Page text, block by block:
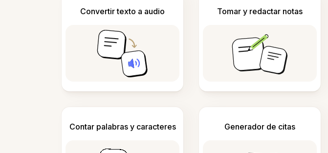
Convertir texto a audio Tomar y redactar notas
Contar palabras y caracteres Generador de citas